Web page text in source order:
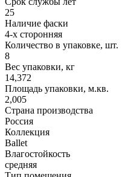
25
Наличие фаски
4-х сторонняя
Количество в упаковке, шт.
8
Вес упаковки, кг
14,372
Площадь упаковки, м.кв.
2,005
Страна производства
Россия
Коллекция
Ballet
Влагостойкость
средняя